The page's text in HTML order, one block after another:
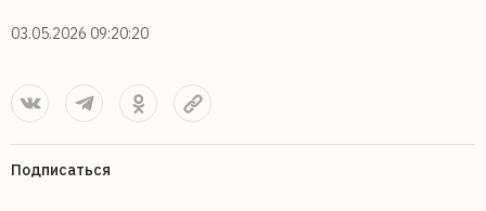
03.05.2026 09:20:20
Подписаться